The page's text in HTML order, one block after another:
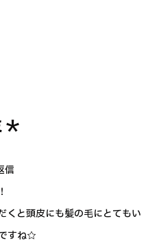
信
くと頭皮にも髪の毛にとてもい
すね☆